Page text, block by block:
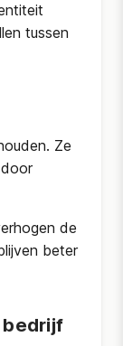
tussen
Ze
de
beter
bedrijf